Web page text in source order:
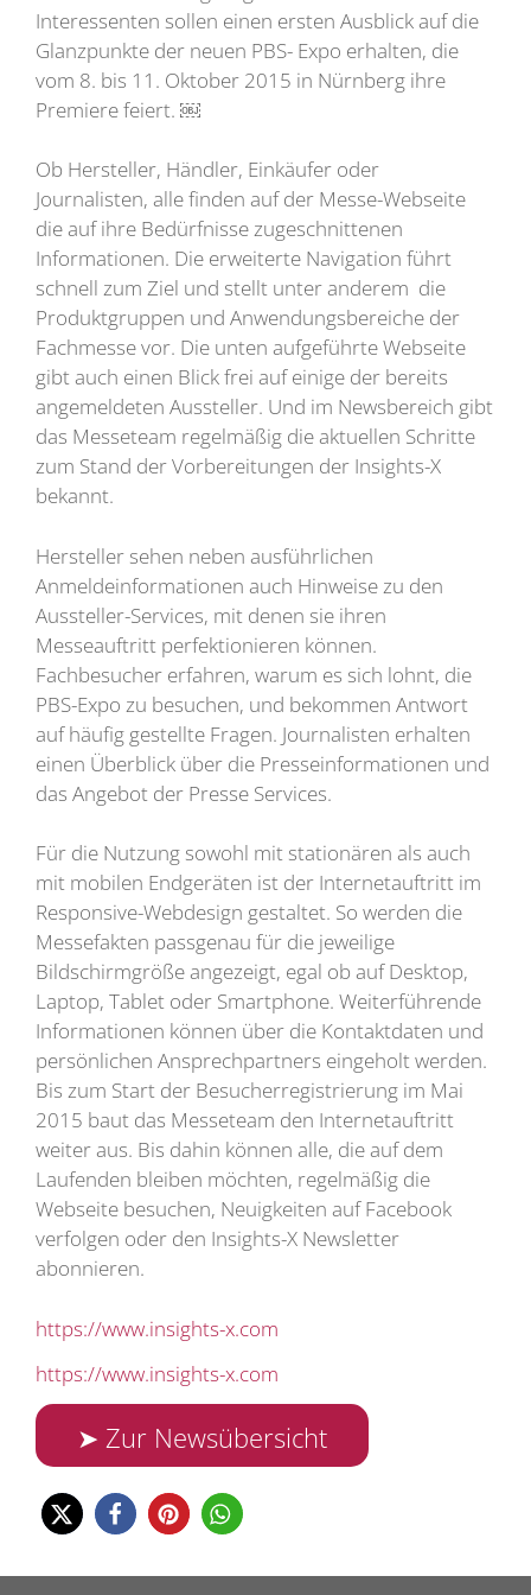
Interessenten sollen einen ersten Ausblick auf die
Glanzpunkte der neuen PBS- Expo erhalten, die
vom 8. bis 11. Oktober 2015 in Nürnberg ihre
Premiere feiert. ￼
Ob Hersteller, Händler, Einkäufer oder
Journalisten, alle finden auf der Messe-Webseite
die auf ihre Bedürfnisse zugeschnittenen
Informationen. Die erweiterte Navigation führt
schnell zum Ziel und stellt unter anderem die
Produktgruppen und Anwendungsbereiche der
Fachmesse vor. Die unten aufgeführte Webseite
gibt auch einen Blick frei auf einige der bereits
angemeldeten Aussteller. Und im Newsbereich gibt
das Messeteam regelmäßig die aktuellen Schritte
zum Stand der Vorbereitungen der Insights-X
bekannt.
Hersteller sehen neben ausführlichen
Anmeldeinformationen auch Hinweise zu den
Aussteller-Services, mit denen sie ihren
Messeauftritt perfektionieren können.
Fachbesucher erfahren, warum es sich lohnt, die
PBS-Expo zu besuchen, und bekommen Antwort
auf häufig gestellte Fragen. Journalisten erhalten
einen Überblick über die Presseinformationen und
das Angebot der Presse Services.
Für die Nutzung sowohl mit stationären als auch
mit mobilen Endgeräten ist der Internetauftritt im
Responsive-Webdesign gestaltet. So werden die
Messefakten passgenau für die jeweilige
Bildschirmgröße angezeigt, egal ob auf Desktop,
Laptop, Tablet oder Smartphone. Weiterführende
Informationen können über die Kontaktdaten und
persönlichen Ansprechpartners eingeholt werden.
Bis zum Start der Besucherregistrierung im Mai
2015 baut das Messeteam den Internetauftritt
weiter aus. Bis dahin können alle, die auf dem
Laufenden bleiben möchten, regelmäßig die
Webseite besuchen, Neuigkeiten auf Facebook
verfolgen oder den Insights-X Newsletter
abonnieren.
https://www.insights-x.com
https://www.insights-x.com
➤ Zur Newsübersicht